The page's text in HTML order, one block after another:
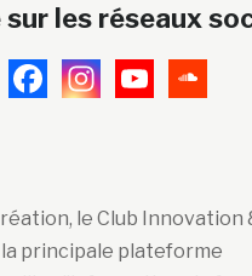
les réseaux
le Club Innovation
principale plateforme